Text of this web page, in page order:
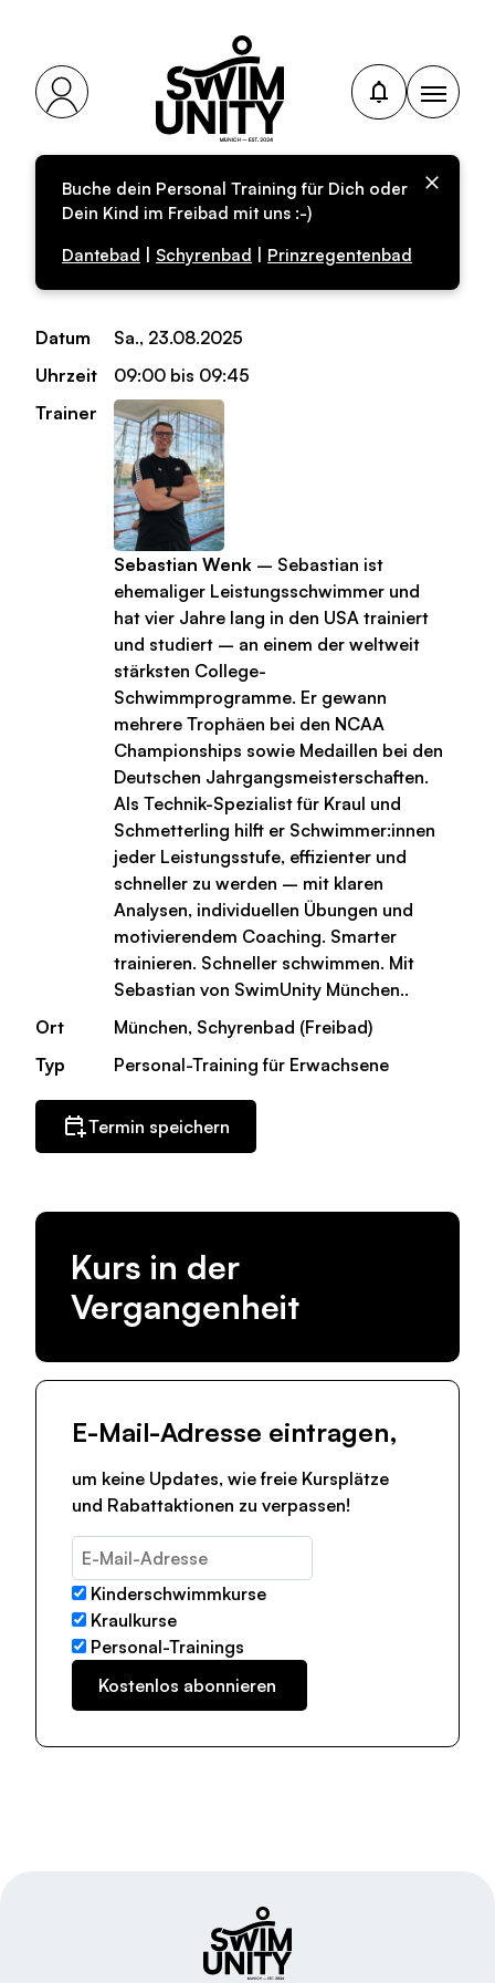
Buche dein Personal Training für Dich oder
Dein Kind im Freibad mit uns :-)
Dantebad
Schyrenbad Prinzregentenbad
Personal-Training für
Erwachsene
Datum
Sa., 23.08.2025
Uhrzeit
09:00 bis 09:45
Trainer
Sebastian Wenk – Sebastian ist
ehemaliger Leistungsschwimmer und
hat vier Jahre lang in den USA trainiert
und studiert – an einem der weltweit
stärksten College-
Schwimmprogramme. Er gewann
mehrere Trophäen bei den NCAA
Championships sowie Medaillen bei den
Deutschen Jahrgangsmeisterschaften.
Als Technik-Spezialist für Kraul und
Schmetterling hilft er Schwimmer:innen
jeder Leistungsstufe, effizienter und
schneller zu werden – mit klaren
Analysen, individuellen Übungen und
motivierendem Coaching. Smarter
trainieren. Schneller schwimmen. Mit
Sebastian von SwimUnity München..
Ort
München, Schyrenbad (Freibad)
Typ
Personal-Training für Erwachsene
Termin speichern
Kurs in der
Vergangenheit
E-Mail-Adresse eintragen,
um keine Updates, wie freie Kursplätze
und Rabattaktionen zu verpassen!
Kinderschwimmkurse
Kraulkurse
Personal-Trainings